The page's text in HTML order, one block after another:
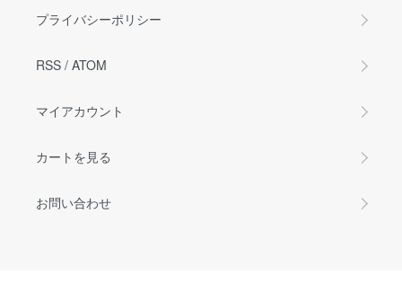
プライバシーポリシー
RSS / ATOM
マイアカウント
カートを見る
お問い合わせ